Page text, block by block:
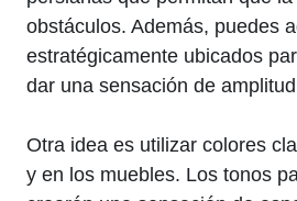
obstáculos. Además, puedes
estratégicamente ubicados
dar⁣ una sensación de
Otra idea es utilizar ⁤colores​
y en los muebles. Los tonos